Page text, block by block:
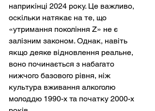
наприкінці 2024 року. Це важливо,
оскільки натякає на те, що
«утримання покоління Z» не є
залізним законом. Однак, навіть
якщо деяке відновлення реальне,
воно починається з набагато
нижчого базового рівня, ніж
культура вживання алкоголю
молоддю 1990-х та початку 2000-х